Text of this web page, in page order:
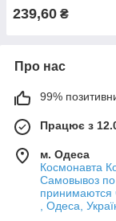
239,60 ₴
Про нас
99%
Працює з
м. Одеса
Космонавта
Самовывоз по
принимаются
, Одеса,